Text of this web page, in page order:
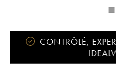
CONTRÔLÉ,